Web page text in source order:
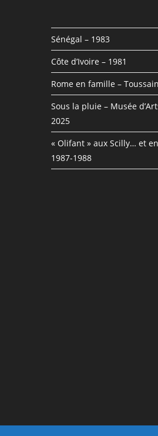
Sénégal – 1983
Côte d’Ivoire – 1981
Rome en famille –
Sous la pluie – Musée
2025
« Olifant » aux Scilly… et
1987-1988